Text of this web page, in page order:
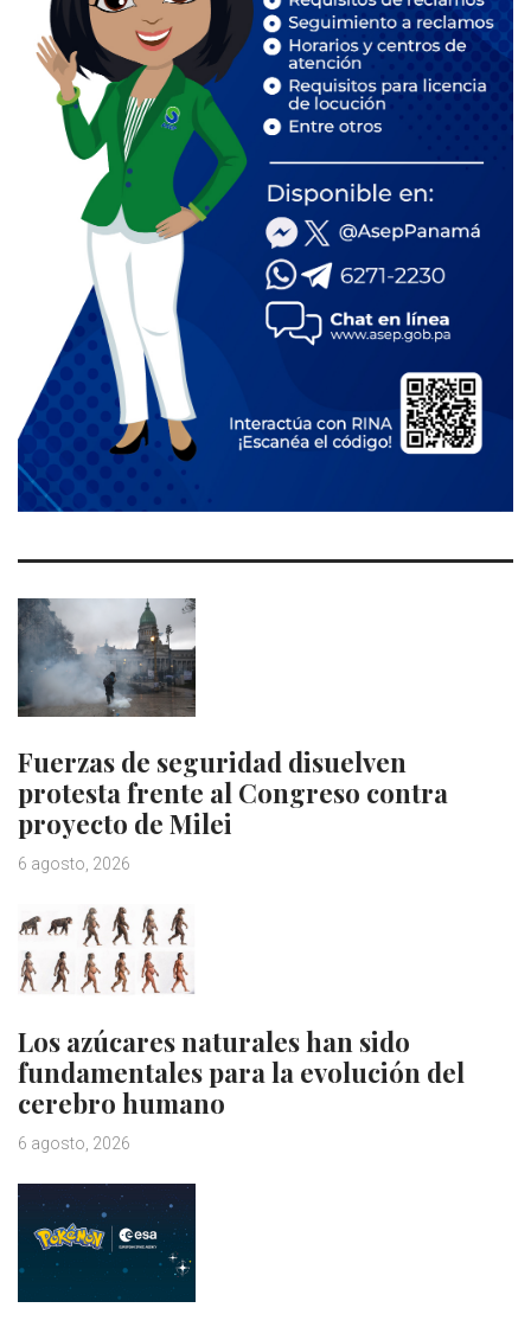
Fuerzas de seguridad disuelven
protesta frente al Congreso contra
proyecto de Milei
6 agosto, 2026
Los azúcares naturales han sido
fundamentales para la evolución del
cerebro humano
6 agosto, 2026